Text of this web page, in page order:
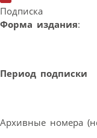
Подписка
Форма издания:
Период подписки
Архивные номера